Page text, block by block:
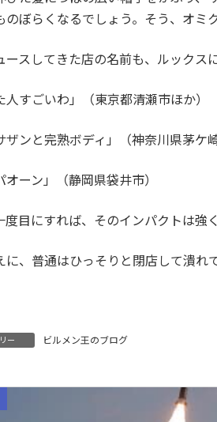
のぼらくなるでしょう。そう、オミ
ースしてきた店の名前も、ルックス
人すごいわ」（東京都清瀬市ほか）
ザンと完熟ボディ」（神奈川県茅ケ
オーン」（静岡県袋井市）
度目にすれば、そのインパクトは強
に、普通はひっそりと閉店して潰
ー ビルメン王のブログ